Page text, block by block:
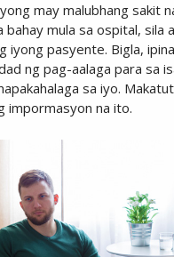
may malubhang sakit
bahay mula sa ospital, sila
iyong pasyente. Bigla,
ng pag-aalaga para sa
sa iyo.
impormasyon na ito.